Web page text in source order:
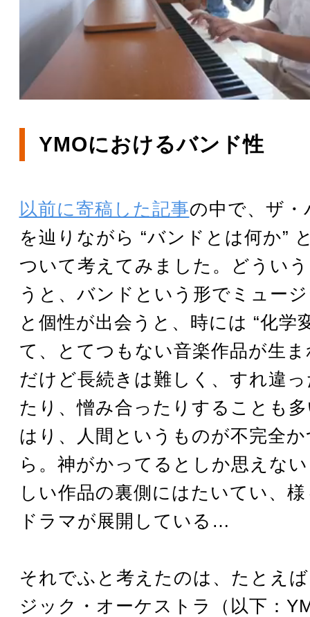
YMOにおけるバンド性
以前に寄稿した記事の中で、ザ
を辿りながら “バンドとは何か”
ついて考えてみました。どうい
うと、バンドという形でミュー
と個性が出会うと、時には “化学
て、とてつもない音楽作品が生
だけど長続きは難しく、すれ違
たり、憎み合ったりすることも
はり、人間というものが不完全
ら。神がかってるとしか思えな
しい作品の裏側にはたいてい、
ドラマが展開している…
それでふと考えたのは、たとえ
ジック・オーケストラ（以下：